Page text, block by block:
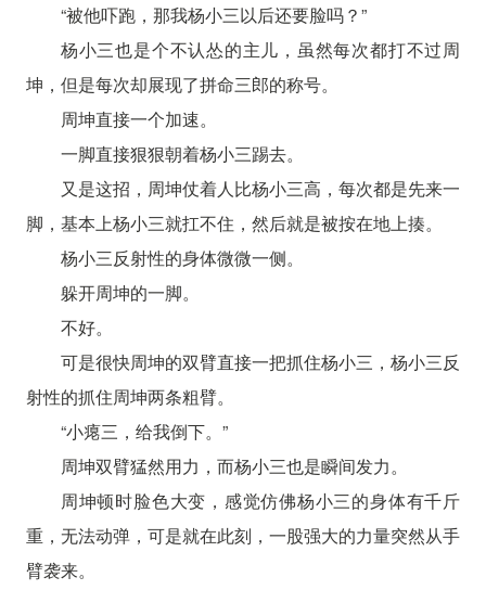
“被他吓跑，那我杨小三以后还要脸吗？”
杨小三也是个不认怂的主儿，虽然每次都打不过周
坤，但是每次却展现了拼命三郎的称号。
周坤直接一个加速。
一脚直接狠狠朝着杨小三踢去。
又是这招，周坤仗着人比杨小三高，每次都是先来一
脚，基本上杨小三就扛不住，然后就是被按在地上揍。
杨小三反射性的身体微微一侧。
躲开周坤的一脚。
不好。
可是很快周坤的双臂直接一把抓住杨小三，杨小三反
射性的抓住周坤两条粗臂。
“小瘪三，给我倒下。”
周坤双臂猛然用力，而杨小三也是瞬间发力。
周坤顿时脸色大变，感觉仿佛杨小三的身体有千斤
重，无法动弹，可是就在此刻，一股强大的力量突然从手
臂袭来。